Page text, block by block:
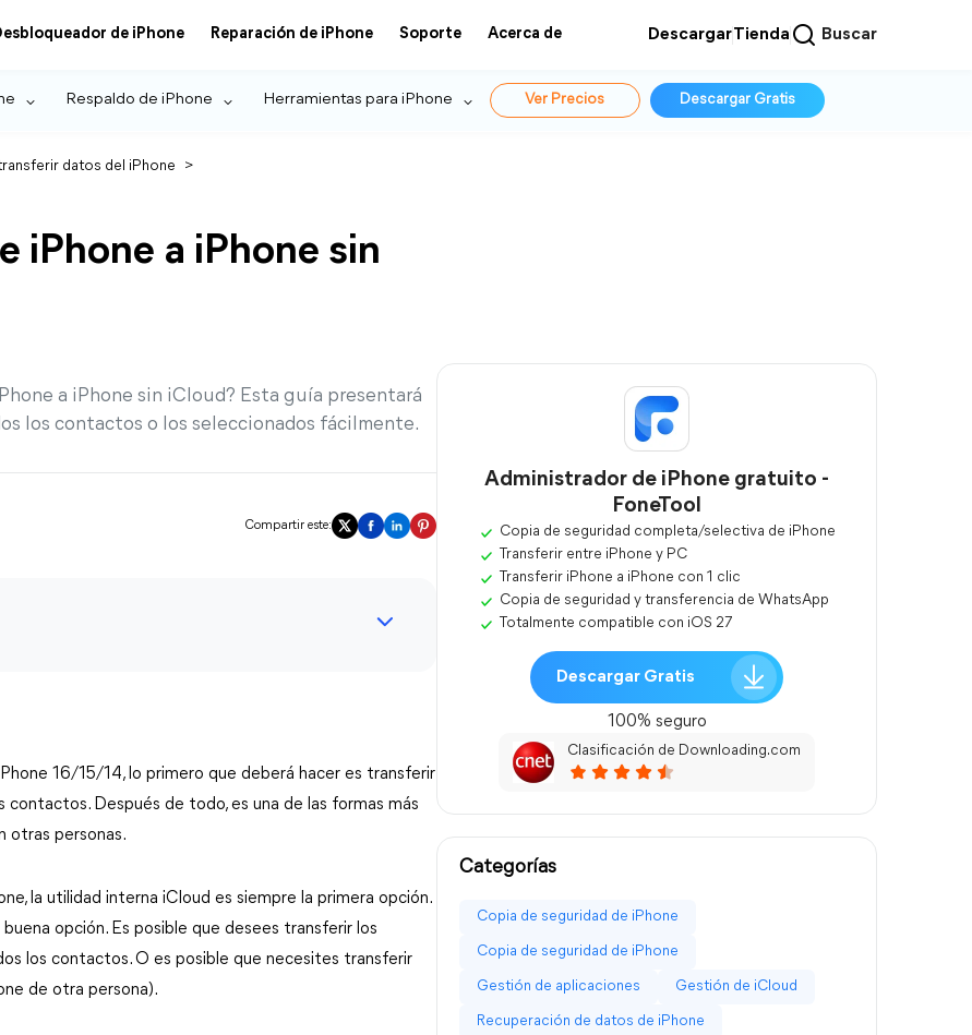
de iPhone Reparación de iPhone Soporte Acerca de DescargarTienda Buscar
Respaldo de iPhone Herramientas para iPhone Ver Precios Descargar Gratis
datos del iPhone
>
iPhone a iPhone sin
a iPhone sin iCloud? Esta guía presentará
los contactos o los seleccionados fácilmente.
Compartir este:
16/15/14, lo primero que deberá hacer es transferir
Después de todo, es una de las formas más
personas.
la utilidad interna iCloud es siempre la primera opción.
opción. Es posible que desees transferir los
los contactos. O es posible que necesites transferir
de otra persona).
Administrador de iPhone gratuito -
FoneTool
Copia de seguridad completa/selectiva de iPhone
Transferir entre iPhone y PC
Transferir iPhone a iPhone con 1 clic
Copia de seguridad y transferencia de WhatsApp
Totalmente compatible con iOS 27
Descargar Gratis
100% seguro
Clasificación de Downloading.com
Categorías
Copia de seguridad de iPhone
Copia de seguridad de iPhone
Gestión de aplicaciones Gestión de iCloud
Recuperación de datos de iPhone